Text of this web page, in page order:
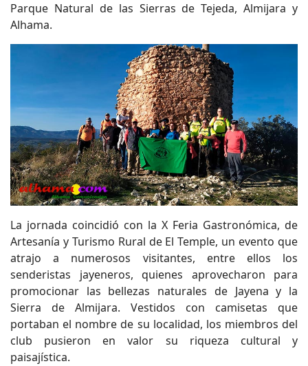
Parque Natural de las Sierras de Tejeda, Almijara y
Alhama.
La jornada coincidió con la X Feria Gastronómica, de
Artesanía y Turismo Rural de El Temple, un evento que
atrajo a numerosos visitantes, entre ellos los
senderistas jayeneros, quienes aprovecharon para
promocionar las bellezas naturales de Jayena y la
Sierra de Almijara. Vestidos con camisetas que
portaban el nombre de su localidad, los miembros del
club pusieron en valor su riqueza cultural y
paisajística.